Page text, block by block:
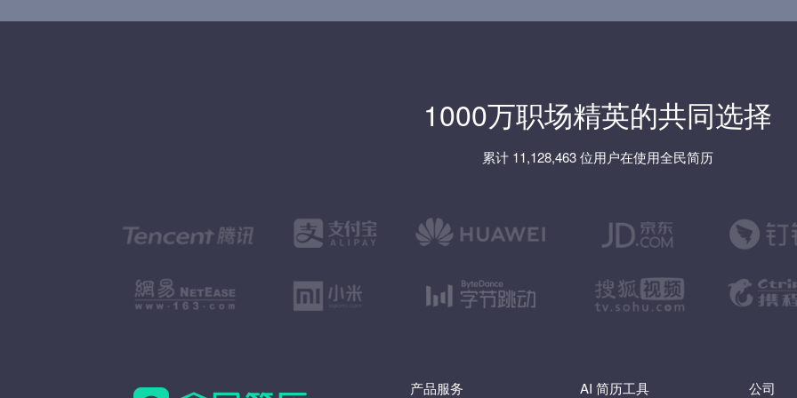
1000万职场精英的共同选择
累计 11,128,463 位用户在使用全民简历
产品服务 AI 简历工具 公司